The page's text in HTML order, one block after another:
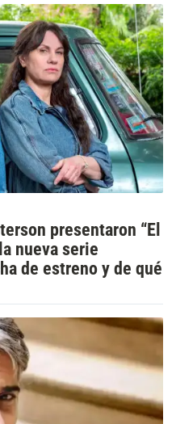
presentaron “El
nueva serie
de estreno y de qué